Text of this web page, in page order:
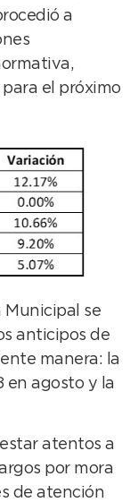
a
el próximo
Municipal se
anticipos de
manera: la
en agosto y la
atentos a
por mora
de atención